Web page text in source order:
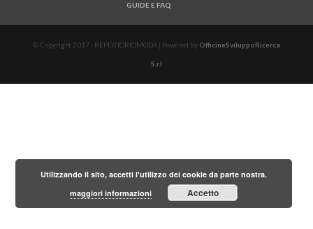
GUIDE E FAQ
© Copyright 2017 - REPERTORIOMODA | Powered by OfficineSviluppoRicerca
S.r.l
Utilizzando il sito, accetti l'utilizzo dei cookie da parte nostra.
maggiori informazioni
Accetto